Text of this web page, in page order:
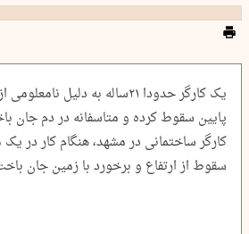
یک کارگر حدودا ۲۱ساله به دلیل
پایین سقوط کرده و متاسفانه در دم جان
کارگر ساختمانی در مشهد، هنگام کار در یک
سقوط از ارتفاع و برخورد با زمین جان